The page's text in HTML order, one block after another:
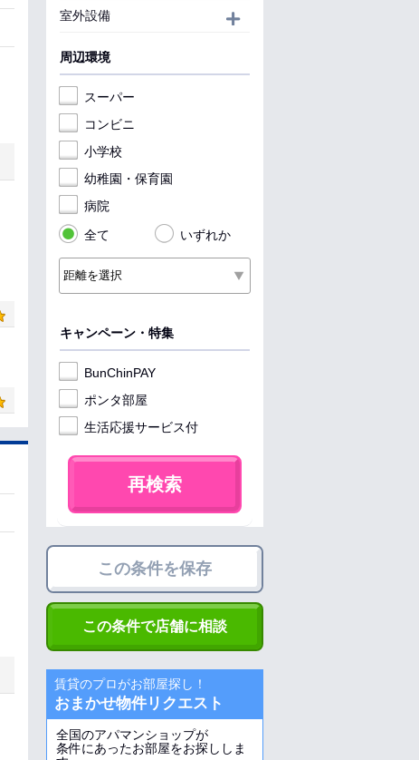
室外設備
周辺環境
スーパー
コンビニ
小学校
幼稚園・保育園
病院
全て
いずれか
キャンペーン・特集
BunChinPAY
ポンタ部屋
生活応援サービス付
再検索
この条件を保存
この条件で店舗に相談
賃貸のプロがお部屋探し！
おまかせ物件リクエスト
全国のアパマンショップが
条件にあったお部屋をお探ししま